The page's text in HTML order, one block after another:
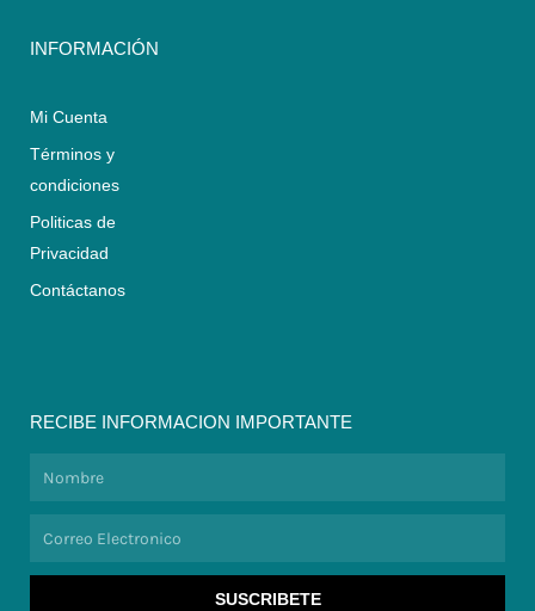
INFORMACIÓN
Mi Cuenta
Términos y
condiciones
Politicas de
Privacidad
Contáctanos
RECIBE INFORMACION IMPORTANTE
SUSCRIBETE